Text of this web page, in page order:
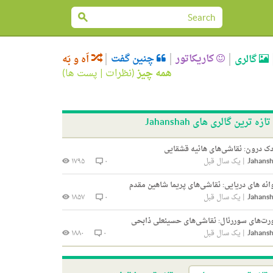
گالری کاریکاتور چنین گفت اَه و بَه
همه چیز(نظرات | پست ها)
تازه ترین گالری های Jahanshah
درون: نقاشی‌های هانیه قشقایی
| یک سال قبل ۰
۱۷۹۵
های دریایی: نقاشی‌های پریما شاهین مقدم
| یک سال قبل ۰
۱۸۵۷
سوررئال: نقاشی‌های حسینعلی ذابحی
| یک سال قبل ۰ ۱۸۸۰